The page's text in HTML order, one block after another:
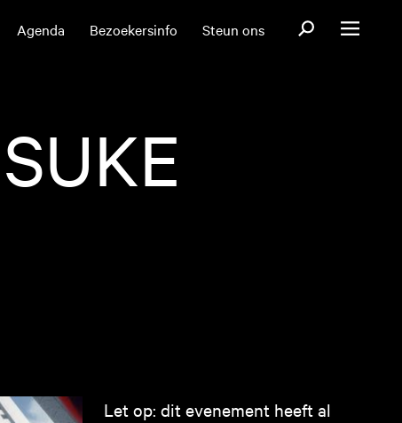
Agenda Bezoekersinfo Steun ons OpenOpen menu
Let op: dit evenement heeft al